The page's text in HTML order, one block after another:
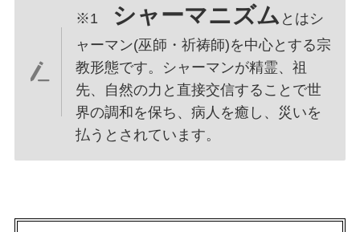
※1 シャーマニズム とはシ
ャーマン(巫師・祈祷師)を中心とする宗
教形態です。シャーマンが精霊、祖
先、自然の力と直接交信することで世
界の調和を保ち、病人を癒し、災いを
払うとされています。